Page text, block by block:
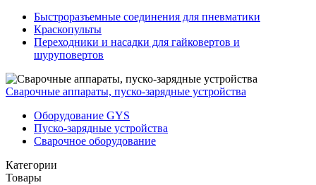
Быстроразъемные соединения для пневматики
Краскопульты
Переходники и насадки для гайковертов и
шуруповертов
Сварочные аппараты, пуско-зарядные устройства
Оборудование GYS
Пуско-зарядные устройства
Сварочное оборудование
Категории
Товары